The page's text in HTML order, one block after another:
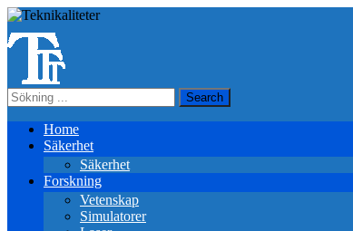
Home
Säkerhet
Säkerhet
Forskning
Vetenskap
Simulatorer